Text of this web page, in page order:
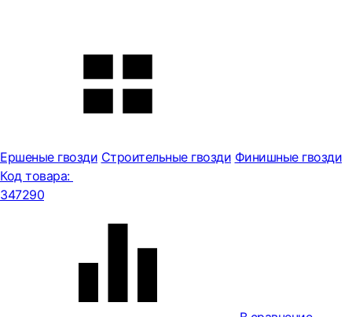
Ершеные гвозди Строительные гвозди Финишные гвозди
Код товара:
347290